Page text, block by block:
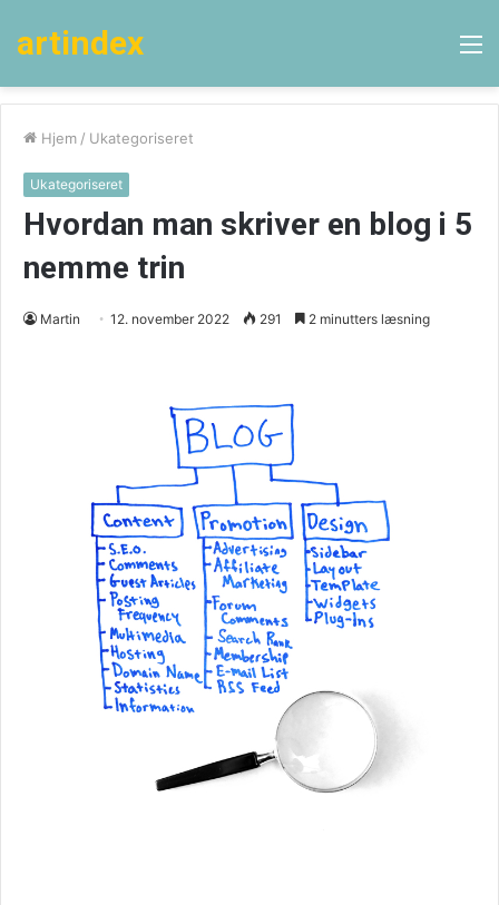
artindex
Hjem / Ukategoriseret
Ukategoriseret
Hvordan man skriver en blog i 5
nemme trin
Martin 12. november 2022 291 2 minutters læsning